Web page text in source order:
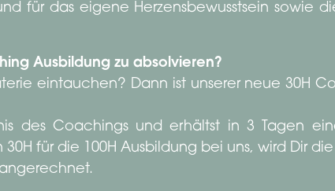
für das eigene Herzensbewusstsein sowie
Ausbildung zu absolvieren?
eintauchen? Dann ist unserer neue 30H
des Coachings und erhältst in 3 Tagen
für die 100H Ausbildung bei uns, wird Dir